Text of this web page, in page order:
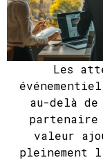
Les
au-delà
valeur
pleinement